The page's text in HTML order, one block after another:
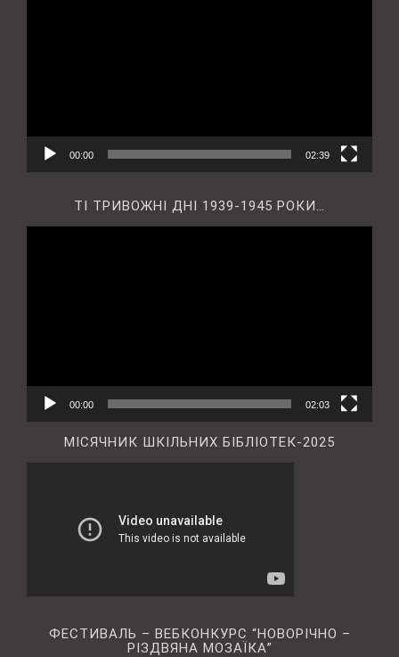
00:00 02:39
ТІ ТРИВОЖНІ ДНІ 1939-1945 РОКИ…
00:00 02:03
МІСЯЧНИК ШКІЛЬНИХ БІБЛІОТЕК-2025
ФЕСТИВАЛЬ – ВЕБКОНКУРС “НОВОРІЧНО –
РІЗДВЯНА МОЗАЇКА”